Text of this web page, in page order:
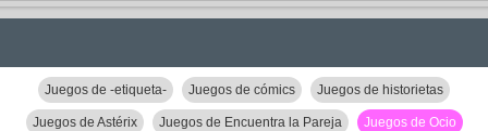
Juegos de -etiqueta- Juegos de cómics Juegos de historietas
Juegos de Astérix Juegos de Encuentra la Pareja Juegos de Ocio